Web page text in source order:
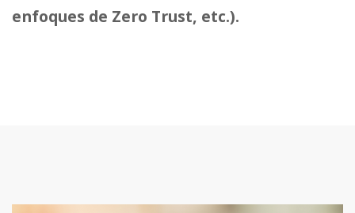
enfoques de Zero Trust, etc.).